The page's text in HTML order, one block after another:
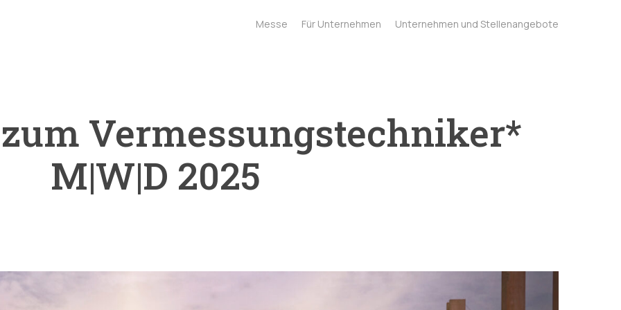
Messe Für Unternehmen Unternehmen und Stellenangebote
Vermessungstechniker*
M|W|D 2025